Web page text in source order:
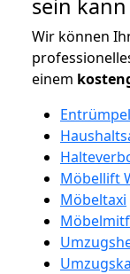
sein kann
Wir können
einem
Möbellift
Möbeltaxi